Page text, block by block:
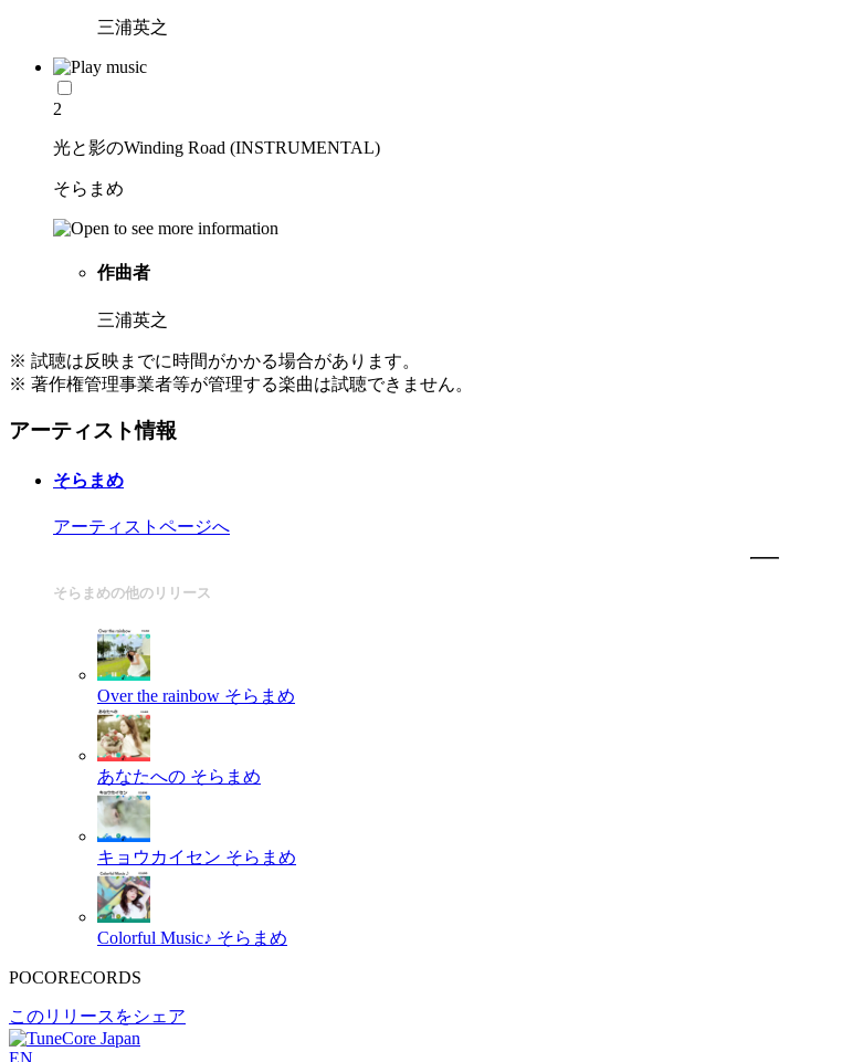
三浦英之
2
光と影のWinding Road (INSTRUMENTAL)
そらまめ
作曲者
三浦英之
※ 試聴は反映までに時間がかかる場合があります。
※ 著作権管理事業者等が管理する楽曲は試聴できません。
アーティスト情報
そらまめ
アーティストページへ
そらまめの他のリリース
Over the rainbow そらまめ
あなたへの そらまめ
キョウカイセン そらまめ
Colorful Music♪ そらまめ
POCORECORDS
このリリースをシェア